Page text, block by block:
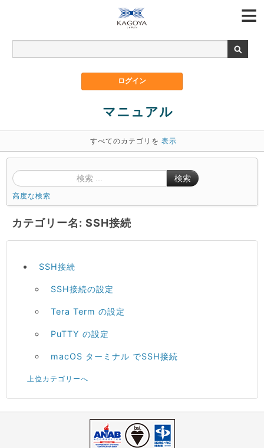
マニュアル
すべてのカテゴリを 表示
検索
高度な検索
カテゴリー名: SSH接続
SSH接続
SSH接続の設定
Tera Term の設定
PuTTY の設定
macOS ターミナル でSSH接続
上位カテゴリーへ